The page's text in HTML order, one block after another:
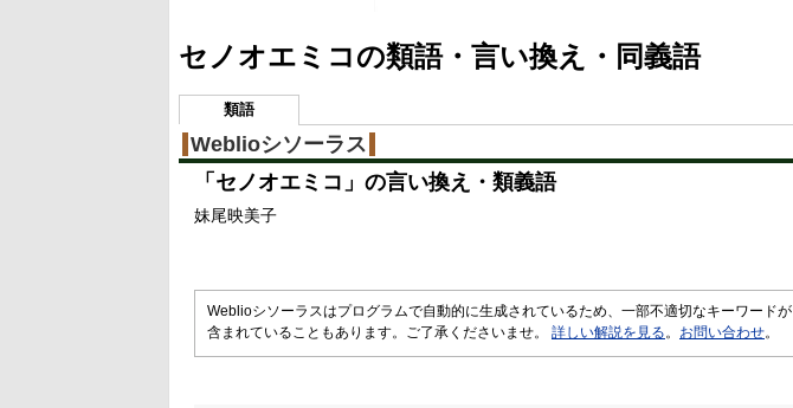
セノオエミコの類語・言い換え・同義語
類語
Weblioシソーラス
「 セノオエミコ 」の言い換え・類義語
妹尾映美子
Weblioシソーラスはプログラムで自動的に生成されているため、一部不適切なキーワードが
含まれていることもあります。ご了承くださいませ。 詳しい解説を見る 。 お問い合わせ。